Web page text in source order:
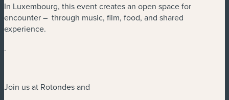
In Luxembourg, this event creates an open space for
encounter – through music, film, food, and shared
experience.
.
Join us at Rotondes and